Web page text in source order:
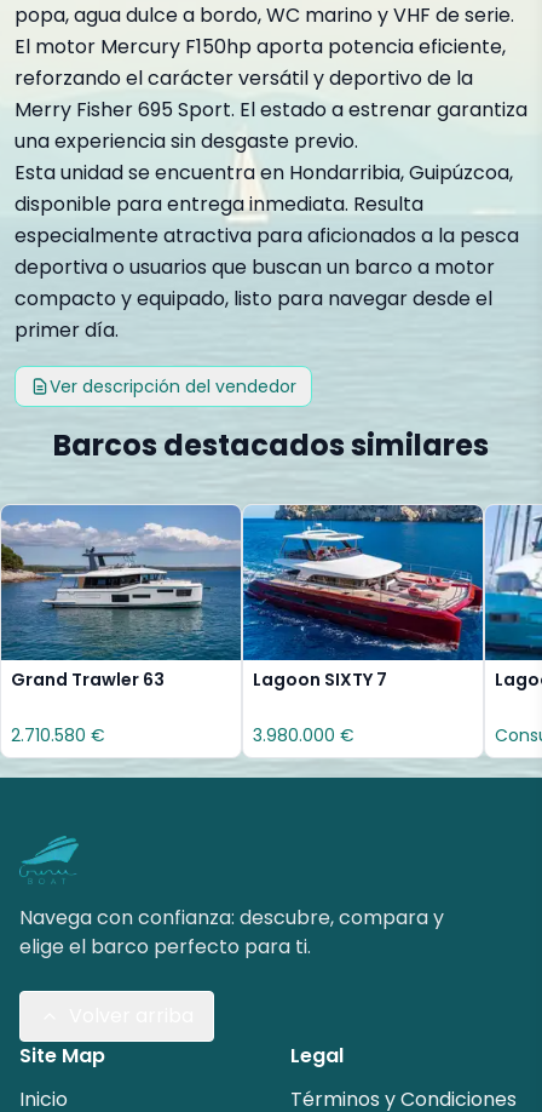
popa, agua dulce a bordo, WC marino y VHF de serie.
El motor Mercury F150hp aporta potencia eficiente,
reforzando el carácter versátil y deportivo de la
Merry Fisher 695 Sport. El estado a estrenar garantiza
una experiencia sin desgaste previo.
Esta unidad se encuentra en Hondarribia, Guipúzcoa,
disponible para entrega inmediata. Resulta
especialmente atractiva para aficionados a la pesca
deportiva o usuarios que buscan un barco a motor
compacto y equipado, listo para navegar desde el
primer día.
Ver descripción del vendedor
Barcos destacados similares
Grand Trawler 63
2.710.580 €
Lagoon SIXTY 7
3.980.000 €
Navega con confianza: descubre, compara y
elige el barco perfecto para ti.
Site Map
Inicio
Legal
Términos y Condiciones